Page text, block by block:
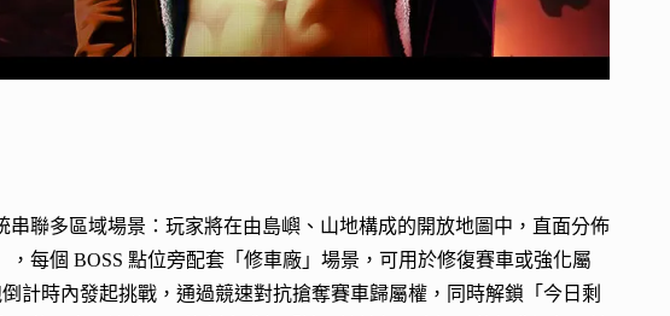
聯多區域場景：玩家將在由島嶼、山地構成的開放地圖中，直面分佈
每個 BOSS 點位旁配套「修車廠」場景，可用於修復賽車或強化屬
時內發起挑戰，通過競速對抗搶奪賽車歸屬權，同時解鎖「今日剩